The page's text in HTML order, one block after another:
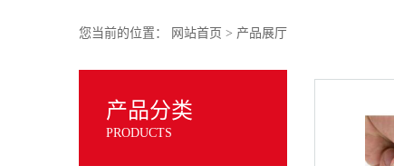
您当前的位置： 网站首页 > 产品展厅
产品分类
PRODUCTS